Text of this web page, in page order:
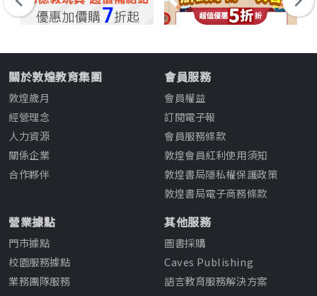
關於敦煌教育集團
敦煌歲月
經營理念
人力資源
關係企業
合作夥伴
會員服務
會員權益
訂閱電子報
會員服務條款
敦煌會員紅利使用須知
敦煌書局隱私權保護政策
敦煌書局電子商務條款
營業據點
門市據點
校園服務據點
業務團隊服務
其他服務
圖書採購
Caves Publishing
語言教育服務解決方案